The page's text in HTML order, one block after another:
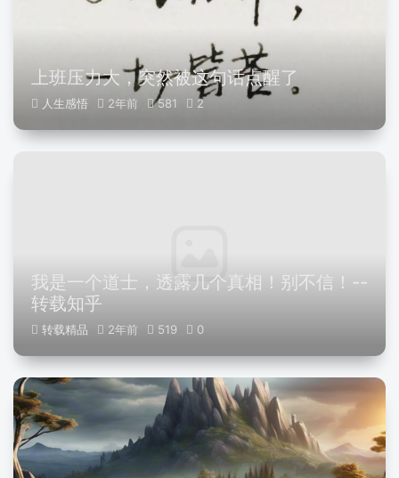
上班压力大，突然被这句话点醒了
人生感悟 2年前 581 2
我是一个道士，透露几个真相！别不信！--
转载知乎
转载精品 2年前 519 0